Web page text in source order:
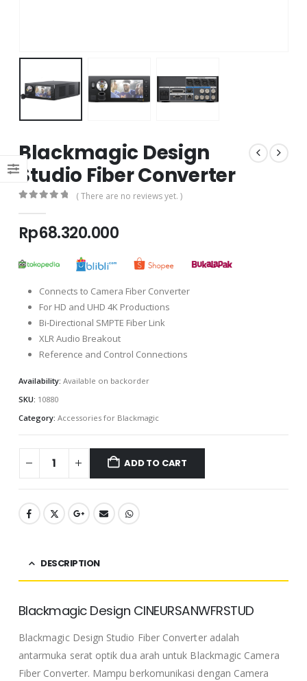
Blackmagic Design
Studio Fiber Converter
( There are no reviews yet. )
Rp68.320.000
Connects to Camera Fiber Converter
For HD and UHD 4K Productions
Bi-Directional SMPTE Fiber Link
XLR Audio Breakout
Reference and Control Connections
Availability: Available on backorder
SKU: 10880
Category: Accessories for Blackmagic
ADD TO CART
DESCRIPTION
Blackmagic Design CINEURSANWFRSTUD
Blackmagic Design Studio Fiber Converter adalah
antarmuka serat optik dua arah untuk Blackmagic Camera
Fiber Converter. Mampu berkomunikasi dengan Camera